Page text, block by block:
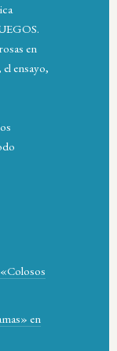
en
ensayo,
en